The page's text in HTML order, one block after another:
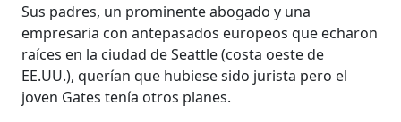
Sus padres, un prominente abogado y una
empresaria con antepasados europeos que echaron
raíces en la ciudad de Seattle (costa oeste de
EE.UU.), querían que hubiese sido jurista pero el
joven Gates tenía otros planes.